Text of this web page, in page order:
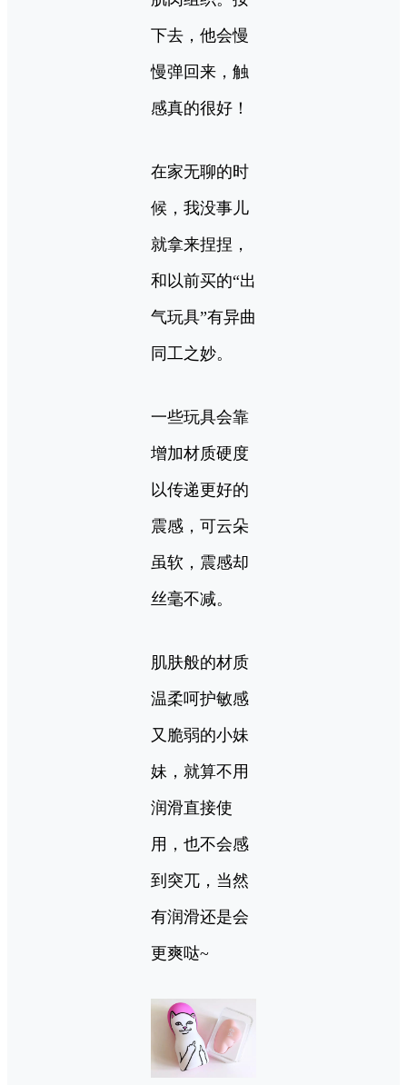
下去，他会慢
慢弹回来，触
感真的很好！
在家无聊的时
候，我没事儿
就拿来捏捏，
和以前买的“出
气玩具”有异曲
同工之妙。
一些玩具会靠
增加材质硬度
以传递更好的
震感，可云朵
虽软，震感却
丝毫不减。
肌肤般的材质
温柔呵护敏感
又脆弱的小妹
妹，就算不用
润滑直接使
用，也不会感
到突兀，当然
有润滑还是会
更爽哒~